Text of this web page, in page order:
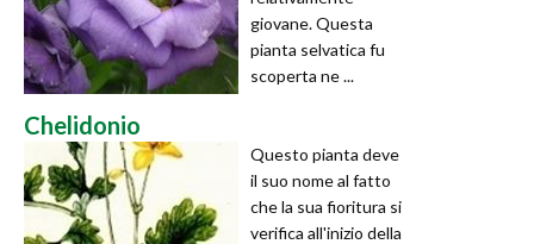
giovane. Questa
pianta selvatica fu
scoperta ne ...
Chelidonio
Questo pianta deve
il suo nome al fatto
che la sua fioritura si
verifica all'inizio della